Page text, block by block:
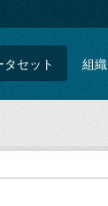
タセット 組織